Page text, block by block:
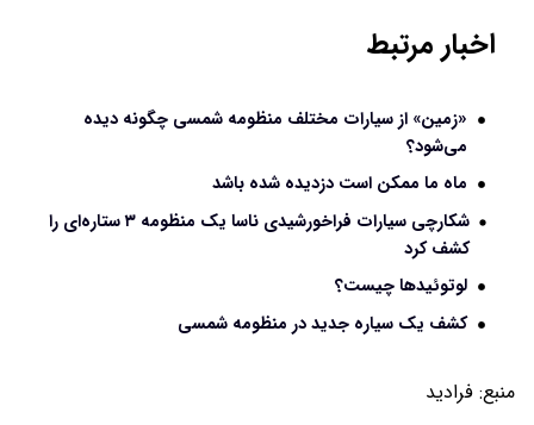
اخبار مرتبط
«زمین» از سیارات مختلف منظومه شمسی چگونه دیده
می‌شود؟
ماه ما ممکن است دزدیده شده باشد
شکارچی سیارات فراخورشیدی ناسا یک منظومه ۳ ستاره‌ای را
کشف کرد
لوتوئیدها چیست؟
کشف یک سیاره جدید در منظومه شمسی
منبع: فرادید